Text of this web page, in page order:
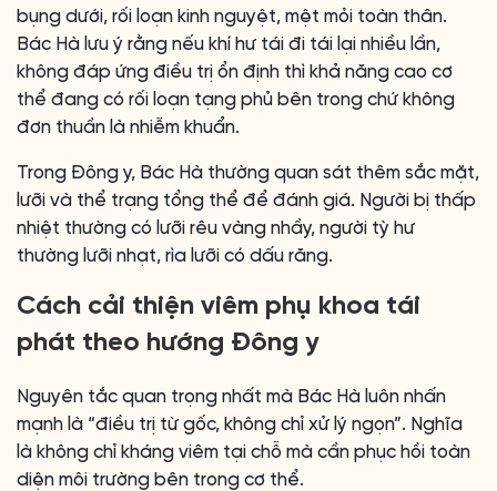
bụng dưới, rối loạn kinh nguyệt, mệt mỏi toàn thân.
Bác Hà lưu ý rằng nếu khí hư tái đi tái lại nhiều lần,
không đáp ứng điều trị ổn định thì khả năng cao cơ
thể đang có rối loạn tạng phủ bên trong chứ không
đơn thuần là nhiễm khuẩn.
Trong Đông y, Bác Hà thường quan sát thêm sắc mặt,
lưỡi và thể trạng tổng thể để đánh giá. Người bị thấp
nhiệt thường có lưỡi rêu vàng nhầy, người tỳ hư
thường lưỡi nhạt, rìa lưỡi có dấu răng.
Cách cải thiện viêm phụ khoa tái
phát theo hướng Đông y
Nguyên tắc quan trọng nhất mà Bác Hà luôn nhấn
mạnh là “điều trị từ gốc, không chỉ xử lý ngọn”. Nghĩa
là không chỉ kháng viêm tại chỗ mà cần phục hồi toàn
diện môi trường bên trong cơ thể.